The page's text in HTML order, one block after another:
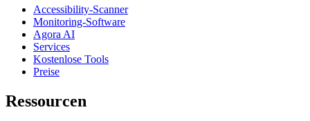
Accessibility-Scanner
Monitoring-Software
Agora AI
Services
Kostenlose Tools
Preise
Ressourcen